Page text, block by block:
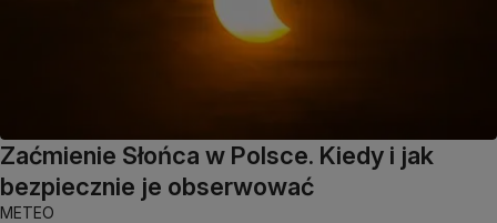
Zaćmienie Słońca w Polsce. Kiedy i jak
bezpiecznie je obserwować
METEO